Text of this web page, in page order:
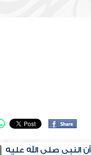
النبي صلى الله عليه